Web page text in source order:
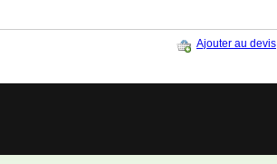
Ajouter au devis